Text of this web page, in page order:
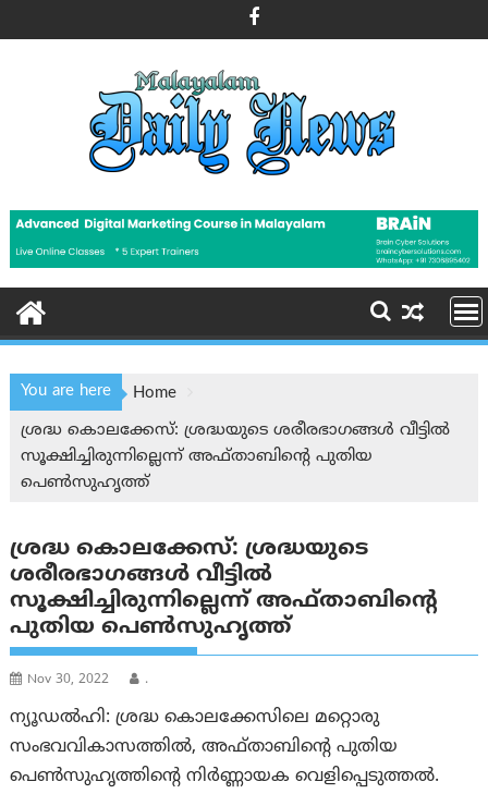
to
You are here
Home
ശ്രദ്ധ കൊലക്കേസ്: ശ്രദ്ധയുടെ ശരീരഭാഗങ്ങൾ വീട്ടിൽ
സൂക്ഷിച്ചിരുന്നില്ലെന്ന് അഫ്താബിന്റെ പുതിയ
പെണ്‍സുഹൃത്ത്
ശ്രദ്ധ കൊലക്കേസ്: ശ്രദ്ധയുടെ
ശരീരഭാഗങ്ങൾ വീട്ടിൽ
സൂക്ഷിച്ചിരുന്നില്ലെന്ന് അഫ്താബിന്റെ
പുതിയ പെണ്‍സുഹൃത്ത്
Nov 30, 2022 .
ന്യൂഡൽഹി: ശ്രദ്ധ കൊലക്കേസിലെ മറ്റൊരു
സംഭവവികാസത്തിൽ, അഫ്താബിന്റെ പുതിയ
പെണ്‍സുഹൃത്തിന്റെ നിര്‍ണ്ണായക വെളിപ്പെടുത്തല്‍.